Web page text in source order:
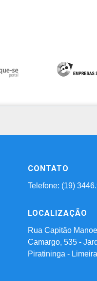
CONTATO
Telefone: (19)
LOCALIZAÇÃO
Rua Capitão
Camargo, 535 -
Piratininga -